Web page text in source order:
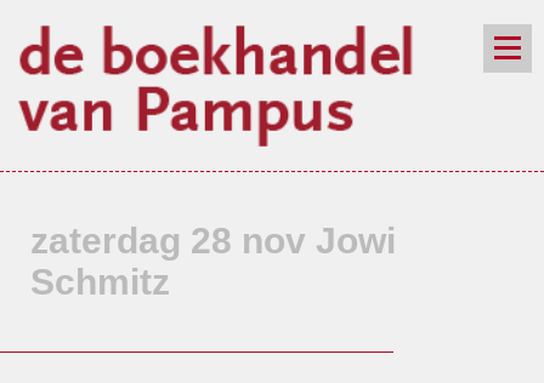
nieuwsbrief
zaterdag 28 nov Jowi
Schmitz